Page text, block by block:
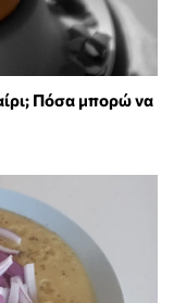
Πόσα μπορώ να